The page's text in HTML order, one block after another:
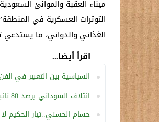
ميناء العقبة والموانئ
التوترات العسكرية في
الغذائي والدوائي، ما يستدعي
اقرأ أيضا...
السياسية بين التعبير في
ائتلاف السوداني يرصد 80 نائباً “فضائياً” في البرلمان.. لا نعرف أسماءهم ولا أشكالهم وبعضهم قد يكون متوفياً
حسام الحسني..تيار الحكيم